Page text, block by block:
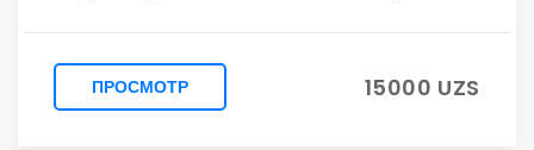
ПРОСМОТР 15000 UZS